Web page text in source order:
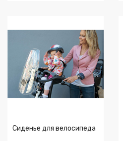
Сиденье для велосипеда